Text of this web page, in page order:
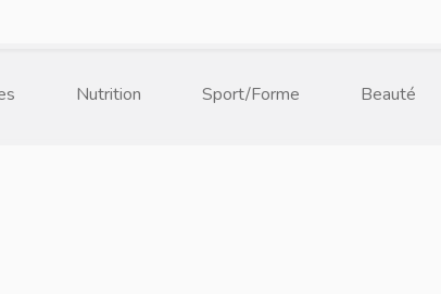
Nutrition Sport/Forme Beauté